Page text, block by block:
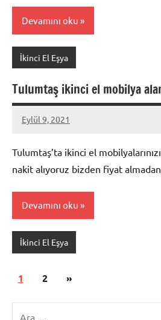
Devamını oku
İkinci El Eşya
Tulumtaş ikinci el mobilya
Eylül 9, 2021
Mustafa
Tulumtaş’ta ikinci el
nakit alıyoruz bizden fiyat
Devamını oku
İkinci El Eşya
Yazı
1 2
Sonraki
»